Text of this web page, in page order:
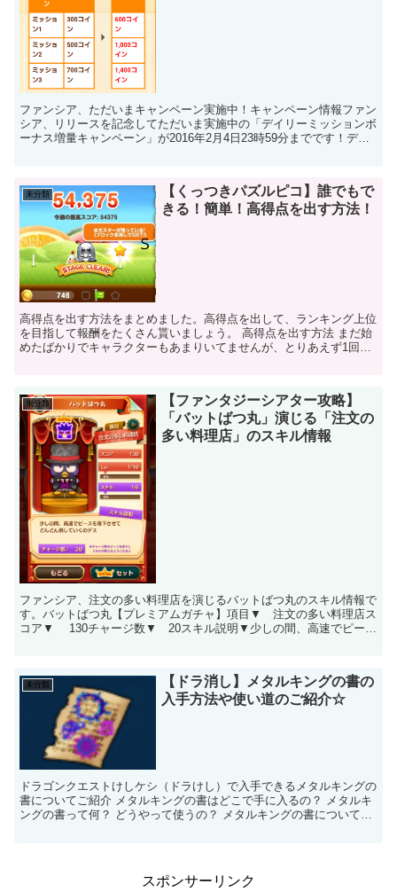
ファンシア、ただいまキャンペーン実施中！キャンペーン情報ファン
シア、リリースを記念してただいま実施中の「デイリーミッションボ
ーナス増量キャンペーン」が2016年2月4日23時59分までです！デイ
未分類
【くっつきパズルピコ】誰でもで
きる！簡単！高得点を出す方法！
高得点を出す方法をまとめました。高得点を出して、ランキング上位
を目指して報酬をたくさん貰いましょう。 高得点を出す方法 まだ始
めたばかりでキャラクターもあまりいてませんが、とりあえず1回ガ
未分類
【ファンタジーシアター攻略】
「バットばつ丸」演じる「注文の
多い料理店」のスキル情報
ファンシア、注文の多い料理店を演じるバットばつ丸のスキル情報で
す。バットばつ丸【プレミアムガチャ】項目▼ 注文の多い料理店ス
コア▼ 130チャージ数▼ 20スキル説明▼少しの間、高速でピース
未分類
【ドラ消し】メタルキングの書の
入手方法や使い道のご紹介☆
ドラゴンクエストけしケシ（ドラけし）で入手できるメタルキングの
書についてご紹介 メタルキングの書はどこで手に入るの？ メタルキ
ングの書って何？ どうやって使うの？ メタルキングの書についてま
スポンサーリンク